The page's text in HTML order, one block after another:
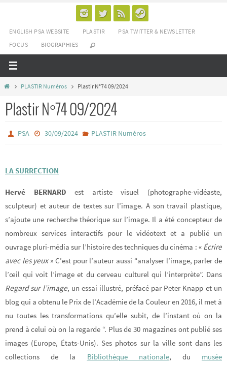
contenu
ENGLISH PSA WEBSITE PLASTIR
PSA TWITTER & NEWSLETTER
FOCUS
BIOGRAPHIES
HomePLASTIR Numéros Plastir N°74 09/2024
Plastir N°74 09/2024
PSA 30/09/2024 PLASTIR Numéros
LA SURRECTION
Hervé BERNARD est artiste visuel (photographe-vidéaste,
sculpteur) et auteur de textes sur l’image. A son travail plastique,
s’ajoute une recherche théorique sur l’image. Il a été concepteur de
nombreux services interactifs pour le vidéotext et a publié un
ouvrage pluri-média sur l’histoire des techniques du cinéma : « Écrire
avec les yeux» C’est pour l’auteur aussi “analyser l’image, parler de
l’œil qui voit l’image et du cerveau culturel qui l’interprète”. Dans
Regard sur l’image, un essai illustré, préfacé par Peter Knapp et un
blog qui a obtenu le Prix de l’Académie de la Couleur en 2016, il met à
nu toutes les transformations qu’elle subit, de l’instant où on la
prend à celui où on la regarde “. Plus de 30 magazines ont publié ses
images (Europe, États-Unis). Ses photos sur la ville sont dans les
collections de la Bibliothèque nationale, du musée